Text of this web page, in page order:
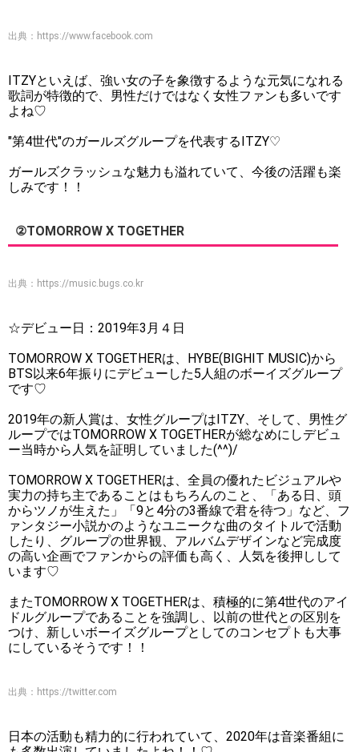
出典： https://www.facebook.com
ITZYといえば、強い女の子を象徴するような元気になれる
歌詞が特徴的で、男性だけではなく女性ファンも多いです
よね♡
"第4世代"のガールズグループを代表するITZY♡
ガールズクラッシュな魅力も溢れていて、今後の活躍も楽
しみです！！
②TOMORROW X TOGETHER
出典： https://music.bugs.co.kr
☆デビュー日：2019年3月４日
TOMORROW X TOGETHERは、HYBE(BIGHIT MUSIC)から
BTS以来6年振りにデビューした5人組のボーイズグループ
です♡
2019年の新人賞は、女性グループはITZY、そして、男性グ
ループではTOMORROW X TOGETHERが総なめにしデビュ
ー当時から人気を証明していました(^^)/
TOMORROW X TOGETHERは、全員の優れたビジュアルや
実力の持ち主であることはもちろんのこと、「ある日、頭
からツノが生えた」「9と4分の3番線で君を待つ」など、フ
ァンタジー小説かのようなユニークな曲のタイトルで活動
したり、グループの世界観、アルバムデザインなど完成度
の高い企画でファンからの評価も高く、人気を後押しして
います♡
またTOMORROW X TOGETHERは、積極的に第4世代のアイ
ドルグループであることを強調し、以前の世代との区別を
つけ、新しいボーイズグループとしてのコンセプトも大事
にしているそうです！！
出典： https://twitter.com
日本の活動も精力的に行われていて、2020年は音楽番組に